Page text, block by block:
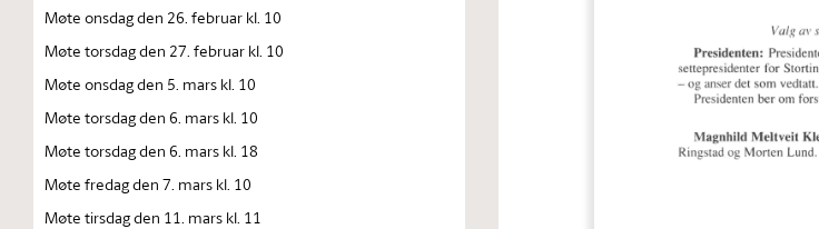
Møte onsdag den 26. februar kl. 10
Møte torsdag den 27. februar kl. 10
Møte onsdag den 5. mars kl. 10
Møte torsdag den 6. mars kl. 10
Møte torsdag den 6. mars kl. 18
Møte fredag den 7. mars kl. 10
Møte tirsdag den 11. mars kl. 11